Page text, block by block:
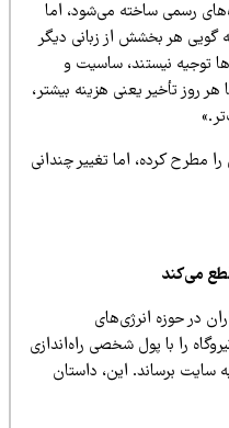
ساخته می‌شود، اما
هر بخشش از زبانی دیگر
نیستند، ساسیت و
تأخیر یعنی هزینه بیشتر،
کرده، اما تغییر چندانی
حوزه انرژی‌های
با پول شخصی راه‌اندازی
برساند. این، داستان